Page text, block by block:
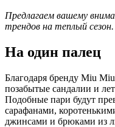
Предлагаем вашему
трендов на теплый сезон.
На один палец
Благодаря бренду Miu
позабытые сандалии и
Подобные пари будут
сарафанами,
джинсами и брюками из